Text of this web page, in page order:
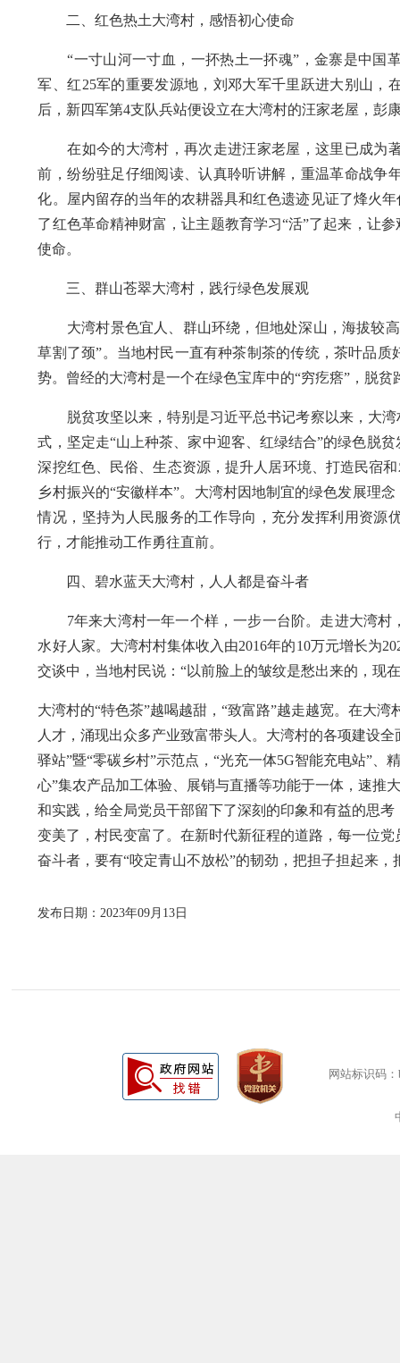
二、红色热土大湾村，感悟初心使命
“一寸山河一寸血，一抔热土一抔魂”，金寨是中国
军、红25军的重要发源地，刘邓大军千里跃进大别山，
后，新四军第4支队兵站便设立在大湾村的汪家老屋，
在如今的大湾村，再次走进汪家老屋，这里已成为
前，纷纷驻足仔细阅读、认真聆听讲解，重温革命战争
化。屋内留存的当年的农耕器具和红色遗迹见证了烽火
了红色革命精神财富，让主题教育学习“活”了起来，让
使命。
三、群山苍翠大湾村，践行绿色发展观
大湾村景色宜人、群山环绕，但地处深山，海拔较高
草割了颈”。当地村民一直有种茶制茶的传统，茶叶品
势。曾经的大湾村是一个在绿色宝库中的“穷疙瘩”，脱贫
脱贫攻坚以来，特别是习近平总书记考察以来，大湾
式，坚定走“山上种茶、家中迎客、红绿结合”的绿色脱
深挖红色、民俗、生态资源，提升人居环境、打造民宿
乡村振兴的“安徽样本”。大湾村因地制宜的绿色发展理
情况，坚持为人民服务的工作导向，充分发挥利用资源
行，才能推动工作勇往直前。
四、碧水蓝天大湾村，人人都是奋斗者
7年来大湾村一年一个样，一步一台阶。走进大湾村
水好人家。大湾村村集体收入由2016年的10万元增长为
交谈中，当地村民说：“以前脸上的皱纹是愁出来的，现
大湾村的“特色茶”越喝越甜，“致富路”越走越宽。在大
人才，涌现出众多产业致富带头人。大湾村的各项建设
驿站”暨“零碳乡村”示范点，“光充一体5G智能充电站”
心”集农产品加工体验、展销与直播等功能于一体，速推
和实践，给全局党员干部留下了深刻的印象和有益的思
变美了，村民变富了。在新时代新征程的道路，每一位
奋斗者，要有“咬定青山不放松”的韧劲，把担子担起来
发布日期：2023年09月13日
网站标识码